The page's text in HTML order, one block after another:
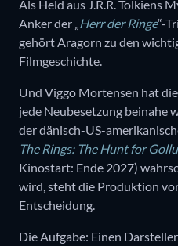
Als Held aus J.R.R. Tolkiens
Anker der „ Herr der Ringe“-
gehört Aragorn zu den
Filmgeschichte.
Und Viggo Mortensen hat
jede Neubesetzung beinahe
der dänisch-US-
The Rings: The Hunt for
Kinostart: Ende 2027)
wird, steht die Produktion
Entscheidung.
Die Aufgabe: Einen